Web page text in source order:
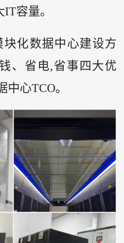
容量。
块化数据中心建设方
、省电,省事四大优
心TCO。